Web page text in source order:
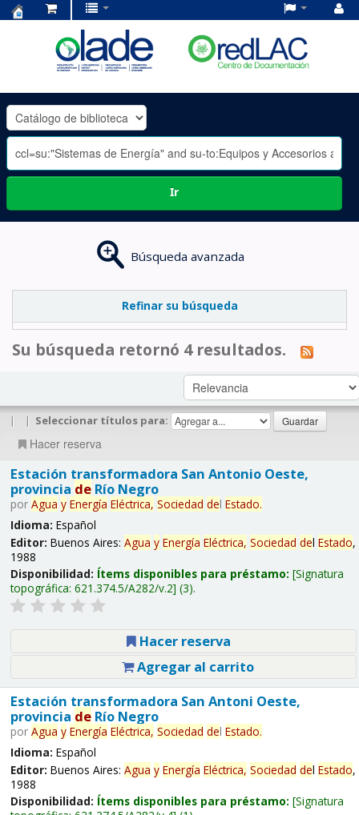
OLADE
-
Ir
Búsqueda avanzada
Refinar su búsqueda
Su búsqueda retornó 4 resultados.
| | Seleccionar títulos para:
Hacer reserva
Estación transformadora San Antonio Oeste,
provincia deRío Negro
por Agua y Energía Eléctrica, Sociedad del Estado.
Idioma: Español
Editor: Buenos Aires: Agua y Energía Eléctrica, Sociedad del Estado,
1988
Disponibilidad: Ítems disponibles para préstamo: Signatura
topográfica: 621.374.5/A282/v.2 (3).
Hacer reserva
Agregar al carrito
Estación transformadora San Antoni Oeste,
provincia deRío Negro
por Agua y Energía Eléctrica, Sociedad del Estado.
Idioma: Español
Editor: Buenos Aires: Agua y Energía Eléctrica, Sociedad del Estado,
1988
Disponibilidad: Ítems disponibles para préstamo: Signatura